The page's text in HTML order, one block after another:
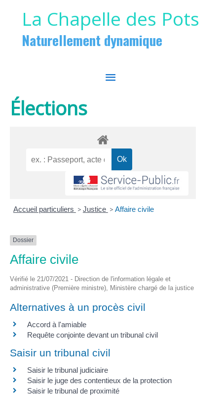
La Chapelle des Pots
Naturellement dynamique
MENU
Élections
Accueil particuliers > Justice > Affaire civile
Dossier
Affaire civile
Vérifié le 21/07/2021 - Direction de l'information légale et
administrative (Première ministre), Ministère chargé de la justice
Alternatives à un procès civil
Accord à l'amiable
Requête conjointe devant un tribunal civil
Saisir un tribunal civil
Saisir le tribunal judiciaire
Saisir le juge des contentieux de la protection
Saisir le tribunal de proximité